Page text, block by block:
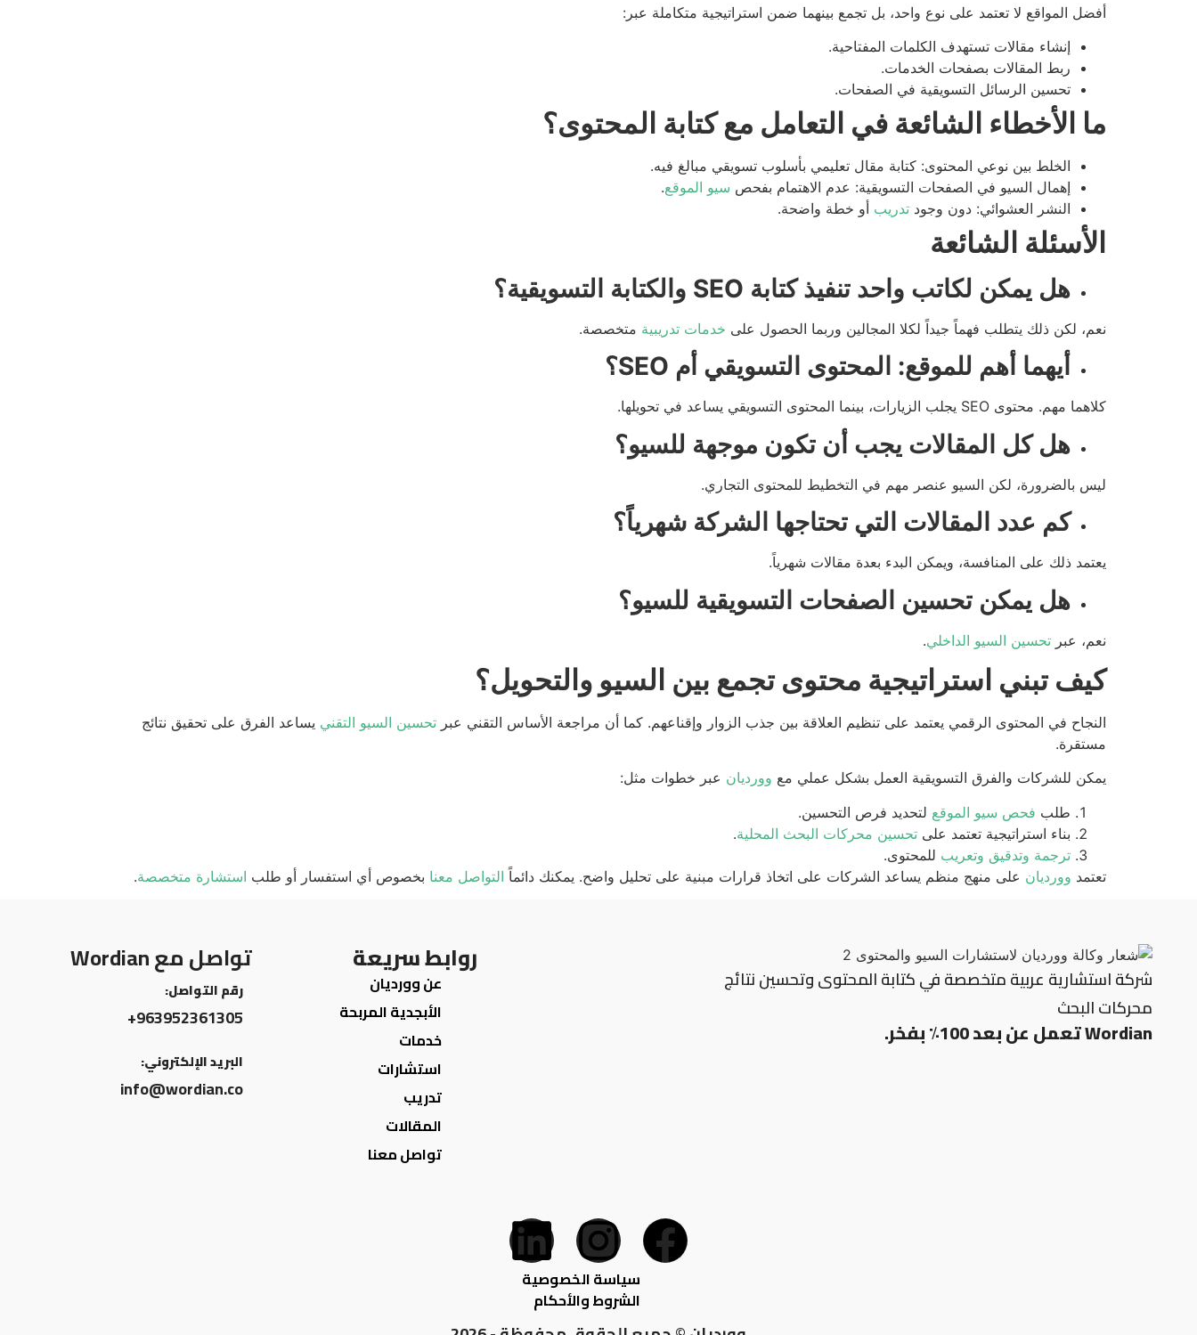
أفضل المواقع لا تعتمد على نوع واحد، بل تجمع بينهما ضمن استراتيجية متكاملة عبر:
إنشاء مقالات تستهدف الكلمات المفتاحية.
ربط المقالات بصفحات الخدمات.
تحسين الرسائل التسويقية في الصفحات.
ما الأخطاء الشائعة في التعامل مع كتابة المحتوى؟
الخلط بين نوعي المحتوى: كتابة مقال تعليمي بأسلوب تسويقي مبالغ فيه.
إهمال السيو في الصفحات التسويقية: عدم الاهتمام بفحص سيو الموقع.
النشر العشوائي: دون وجود تدريب أو خطة واضحة.
الأسئلة الشائعة
هل يمكن لكاتب واحد تنفيذ كتابة SEO والكتابة التسويقية؟
نعم، لكن ذلك يتطلب فهماً جيداً لكلا المجالين وربما الحصول على خدمات تدريبية متخصصة.
أيهما أهم للموقع: المحتوى التسويقي أم SEO؟
كلاهما مهم. محتوى SEO يجلب الزيارات، بينما المحتوى التسويقي يساعد في تحويلها.
هل كل المقالات يجب أن تكون موجهة للسيو؟
ليس بالضرورة، لكن السيو عنصر مهم في التخطيط للمحتوى التجاري.
كم عدد المقالات التي تحتاجها الشركة شهرياً؟
يعتمد ذلك على المنافسة، ويمكن البدء بعدة مقالات شهرياً.
هل يمكن تحسين الصفحات التسويقية للسيو؟
نعم، عبر تحسين السيو الداخلي.
كيف تبني استراتيجية محتوى تجمع بين السيو والتحويل؟
النجاح في المحتوى الرقمي يعتمد على تنظيم العلاقة بين جذب الزوار وإقناعهم. كما أن مراجعة الأساس التقني عبر تحسين السيو التقني يساعد الفرق على تحقيق نتائج
مستقرة.
يمكن للشركات والفرق التسويقية العمل بشكل عملي مع وورديان عبر خطوات مثل:
طلب فحص سيو الموقع لتحديد فرص التحسين.
بناء استراتيجية تعتمد على تحسين محركات البحث المحلية.
ترجمة وتدقيق وتعريب للمحتوى.
تعتمد وورديان على منهج منظم يساعد الشركات على اتخاذ قرارات مبنية على تحليل واضح. يمكنك دائماً التواصل معنا بخصوص أي استفسار أو طلب استشارة متخصصة.
شركة استشارية عربية متخصصة في كتابة المحتوى وتحسين نتائج
محركات البحث
Wordian تعمل عن بعد 100٪ بفخر.
روابط سريعة
عن وورديان
الأبجدية المربحة
خدمات
استشارات
تدريب
المقالات
تواصل معنا
تواصل مع Wordian
رقم التواصل:
963952361305+
البريد الإلكتروني:
info@wordian.co
سياسة الخصوصية
الشروط والأحكام